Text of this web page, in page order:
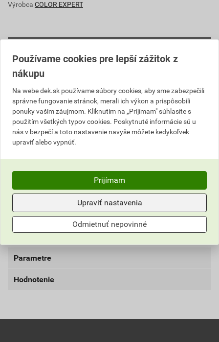
Výrobca COLOR EXPERT
Aktuálna predajná cena po zľave 10% z cenníkovej
17,39 EUR
bez DPH za karton
21,39 EUR
s DPH za karton
Najnižšia predajná cena v období 30 dní pred
poskytnutím zľavy
17,39 EUR
bez DPH za karton
21,39 EUR
s DPH za karton
Aktuálna predajná porovnávacia cena po zľave 10% z
bez DPH za ks s DPH za ks
Parametre
šírka
Hodnotenie
0,0
Používame cookies pre lepší zážitok z
nákupu
Na webe dek.sk používame súbory cookies, aby sme zabezpečili
správne fungovanie stránok, merali ich výkon a prispôsobili
ponuky vašim záujmom. Kliknutím na „Prijímam" súhlasíte s
použitím všetkých typov cookies. Poskytnuté informácie sú u
nás v bezpečí a toto nastavenie navyše môžete kedykoľvek
upraviť alebo vypnúť.
Prijímam
Upraviť nastavenia
Odmietnuť nepovinné